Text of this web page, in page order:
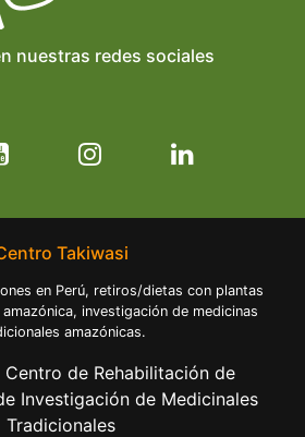
nuestras redes sociales
Takiwasi
en Perú, retiros/dietas con plantas
investigación de medicinas
amazónicas.
Centro de Rehabilitación de
Investigación de Medicinales
Tradicionales